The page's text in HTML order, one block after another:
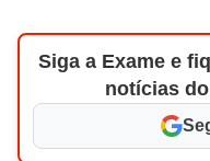
Siga a Exame e
notícias